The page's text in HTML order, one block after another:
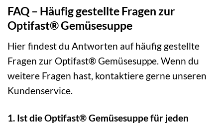
FAQ – Häufig gestellte Fragen zur
Optifast® Gemüsesuppe
Hier findest du Antworten auf häufig gestellte
Fragen zur Optifast® Gemüsesuppe. Wenn du
weitere Fragen hast, kontaktiere gerne unseren
Kundenservice.
1. Ist die Optifast® Gemüsesuppe für jeden